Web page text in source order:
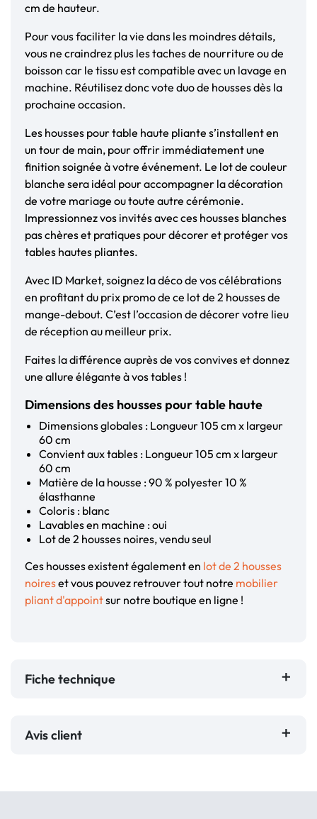
cm de hauteur.
Pour vous faciliter la vie dans les moindres détails,
vous ne craindrez plus les taches de nourriture ou de
boisson car le tissu est compatible avec un lavage en
machine. Réutilisez donc vote duo de housses dès la
prochaine occasion.
Les housses pour table haute pliante s’installent en
un tour de main, pour offrir immédiatement une
finition soignée à votre événement. Le lot de couleur
blanche sera idéal pour accompagner la décoration
de votre mariage ou toute autre cérémonie.
Impressionnez vos invités avec ces housses blanches
pas chères et pratiques pour décorer et protéger vos
tables hautes pliantes.
Avec ID Market, soignez la déco de vos célébrations
en profitant du prix promo de ce lot de 2 housses de
mange-debout. C’est l’occasion de décorer votre lieu
de réception au meilleur prix.
Faites la différence auprès de vos convives et donnez
une allure élégante à vos tables !
Dimensions des housses pour table haute
Dimensions globales : Longueur 105 cm x largeur
60 cm
Convient aux tables : Longueur 105 cm x largeur
60 cm
Matière de la housse : 90 % polyester 10 %
élasthanne
Coloris : blanc
Lavables en machine : oui
Lot de 2 housses noires, vendu seul
Ces housses existent également en lot de 2 housses
noireset vous pouvez retrouver tout notre mobilier
pliant d'appointsur notre boutique en ligne !
Fiche technique
Avis client